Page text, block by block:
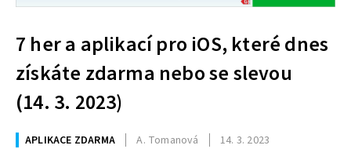
7 her a aplikací pro iOS, které dnes
získáte zdarma nebo se slevou
(14. 3. 2023)
APLIKACE ZDARMA A. Tomanová 14. 3. 2023